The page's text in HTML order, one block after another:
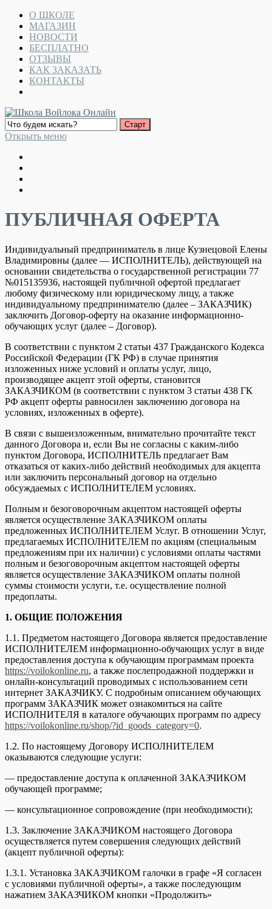
О ШКОЛЕ
МАГАЗИН
НОВОСТИ
БЕСПЛАТНО
ОТЗЫВЫ
КАК ЗАКАЗАТЬ
КОНТАКТЫ
Открыть меню
ПУБЛИЧНАЯ ОФЕРТА
Индивидуальный предприниматель в лице Кузнецовой Елены
Владимировны (далее — ИСПОЛНИТЕЛЬ), действующей на
основании свидетельства о государственной регистрации 77
№015135936, настоящей публичной офертой предлагает
любому физическому или юридическому лицу, а также
индивидуальному предпринимателю (далее – ЗАКАЗЧИК)
заключить Договор-оферту на оказание информационно-
обучающих услуг (далее – Договор).
В соответствии с пунктом 2 статьи 437 Гражданского Кодекса
Российской Федерации (ГК РФ) в случае принятия
изложенных ниже условий и оплаты услуг, лицо,
производящее акцепт этой оферты, становится
ЗАКАЗЧИКОМ (в соответствии с пунктом 3 статьи 438 ГК
РФ акцепт оферты равносилен заключению договора на
условиях, изложенных в оферте).
В связи с вышеизложенным, внимательно прочитайте текст
данного Договора и, если Вы не согласны с каким-либо
пунктом Договора, ИСПОЛНИТЕЛЬ предлагает Вам
отказаться от каких-либо действий необходимых для акцепта
или заключить персональный договор на отдельно
обсуждаемых с ИСПОЛНИТЕЛЕМ условиях.
Полным и безоговорочным акцептом настоящей оферты
является осуществление ЗАКАЗЧИКОМ оплаты
предложенных ИСПОЛНИТЕЛЕМ Услуг. В отношении Услуг,
предлагаемых ИСПОЛНИТЕЛЕМ по акциям (специальным
предложениям при их наличии) с условиями оплаты частями
полным и безоговорочным акцептом настоящей оферты
является осуществление ЗАКАЗЧИКОМ оплаты полной
суммы стоимости услуги, т.е. осуществление полной
предоплаты.
1. ОБЩИЕ ПОЛОЖЕНИЯ
1.1. Предметом настоящего Договора является предоставление
ИСПОЛНИТЕЛЕМ информационно-обучающих услуг в виде
предоставления доступа к обучающим программам проекта
https://voilokonline.ru, а также послепродажной поддержки и
онлайн-консультаций проводимых с использованием сети
интернет ЗАКАЗЧИКУ. С подробным описанием обучающих
программ ЗАКАЗЧИК может ознакомиться на сайте
ИСПОЛНИТЕЛЯ в каталоге обучающих программ по адресу
https://voilokonline.ru/shop/?id_goods_category=0.
1.2. По настоящему Договору ИСПОЛНИТЕЛЕМ
оказываются следующие услуги:
— предоставление доступа к оплаченной ЗАКАЗЧИКОМ
обучающей программе;
— консультационное сопровождение (при необходимости);
1.3. Заключение ЗАКАЗЧИКОМ настоящего Договора
осуществляется путем совершения следующих действий
(акцепт публичной оферты):
1.3.1. Установка ЗАКАЗЧИКОМ галочки в графе «Я согласен
с условиями публичной оферты», а также последующим
нажатием ЗАКАЗЧИКОМ кнопки «Продолжить»